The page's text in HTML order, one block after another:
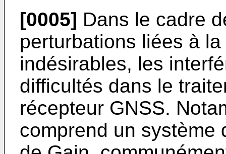
[0005] Dans le cadre
perturbations liées à
indésirables, les
difficultés dans le
récepteur GNSS.
comprend un système